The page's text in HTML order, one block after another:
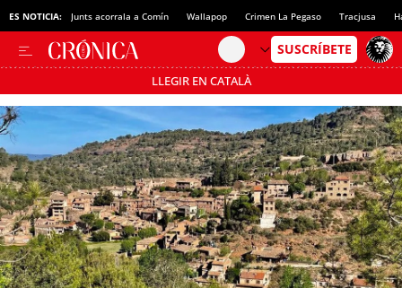
ES NOTICIA: Junts acorrala a Comín Wallapop Crimen La Pegaso Tracjusa
LLEGIR EN CATALÀ
Pásate al MODO AHORRO